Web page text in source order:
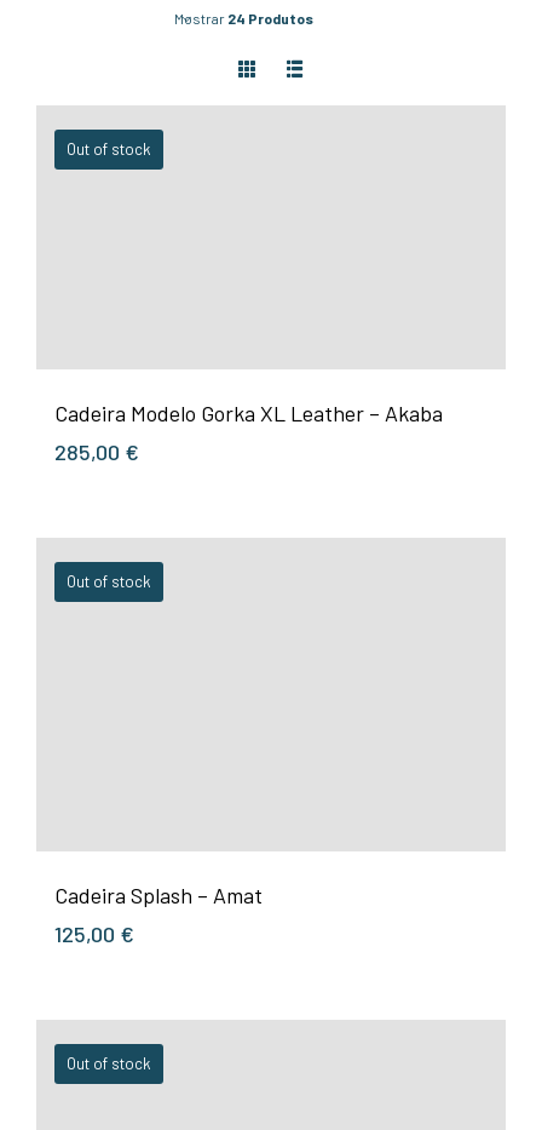
Mostrar 24 Produtos
Out of stock
Cadeira Modelo Gorka XL Leather – Akaba
285,00 €
Out of stock
Cadeira Splash – Amat
125,00 €
Out of stock